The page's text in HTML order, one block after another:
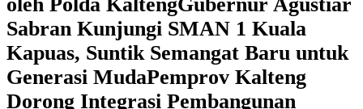
Sabran Kunjungi SMAN 1 Kuala
Kapuas, Suntik Semangat Baru untuk
Generasi Muda‎Pemprov Kalteng
Dorong Integrasi Pembangunan